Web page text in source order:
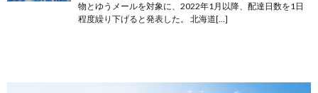
物とゆうメールを対象に、2022年1月以降、配達日数を1日
程度繰り下げると発表した。 北海道[…]